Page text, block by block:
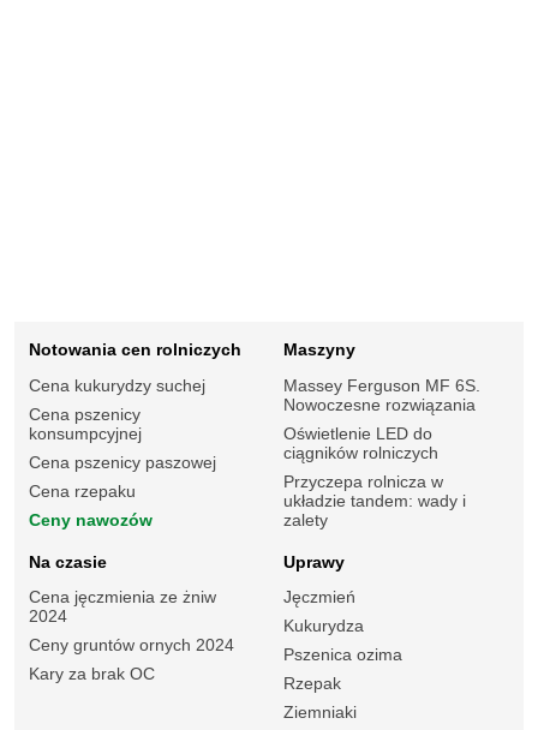
Notowania cen rolniczych
Cena kukurydzy suchej
Cena pszenicy
konsumpcyjnej
Cena pszenicy paszowej
Cena rzepaku
Ceny nawozów
Maszyny
Massey Ferguson MF 6S.
Nowoczesne rozwiązania
Oświetlenie LED do
ciągników rolniczych
Przyczepa rolnicza w
układzie tandem: wady i
zalety
Na czasie
Cena jęczmienia ze żniw
2024
Ceny gruntów ornych 2024
Kary za brak OC
Uprawy
Jęczmień
Kukurydza
Pszenica ozima
Rzepak
Ziemniaki